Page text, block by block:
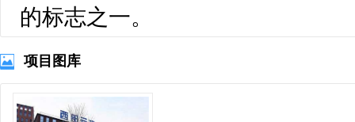
的标志之一。
项目图库